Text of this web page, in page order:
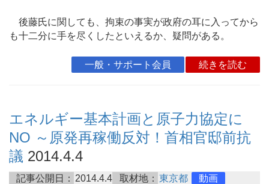
後藤氏に関しても、拘束の事実が政府の耳に入ってから
も十二分に手を尽くしたといえるか、疑問がある。
一般・サポート会員 続きを読む
エネルギー基本計画と原子力協定に
NO ～原発再稼働反対！首相官邸前抗
議 2014.4.4
記事公開日： 2014.4.4 取材地： 東京都 動画